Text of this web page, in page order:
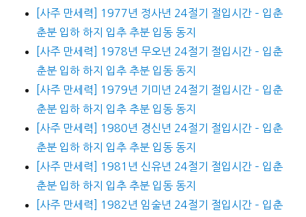
[사주 만세력] 1977년 정사년 24절기 절입시간 – 입춘
춘분 입하 하지 입추 추분 입동 동지
[사주 만세력] 1978년 무오년 24절기 절입시간 – 입춘
춘분 입하 하지 입추 추분 입동 동지
[사주 만세력] 1979년 기미년 24절기 절입시간 – 입춘
춘분 입하 하지 입추 추분 입동 동지
[사주 만세력] 1980년 경신년 24절기 절입시간 – 입춘
춘분 입하 하지 입추 추분 입동 동지
[사주 만세력] 1981년 신유년 24절기 절입시간 – 입춘
춘분 입하 하지 입추 추분 입동 동지
[사주 만세력] 1982년 임술년 24절기 절입시간 – 입춘